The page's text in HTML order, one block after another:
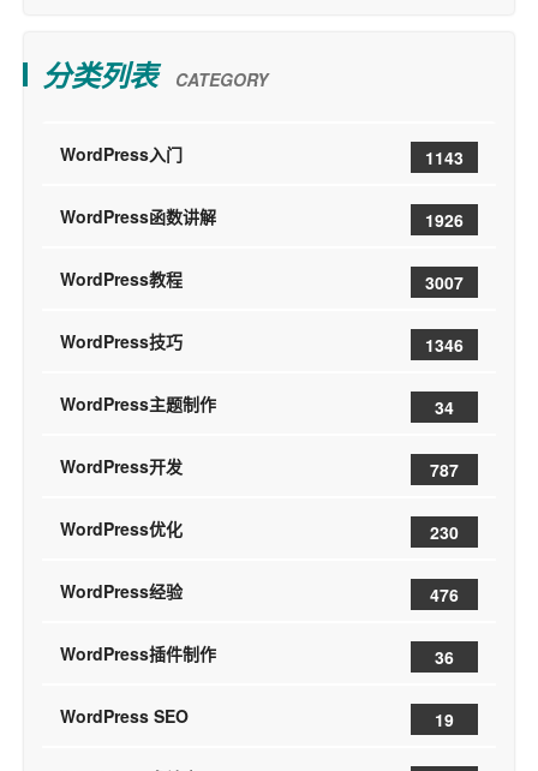
分类列表 CATEGORY
WordPress入门 1143
WordPress函数讲解 1926
WordPress教程 3007
WordPress技巧 1346
WordPress主题制作 34
WordPress开发 787
WordPress优化 230
WordPress经验 476
WordPress插件制作 36
WordPress SEO 19